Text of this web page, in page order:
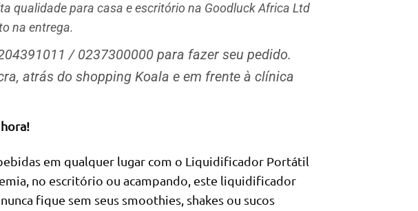
qualidade para casa e escritório na Goodluck Africa Ltd
na entrega.
/ 0237300000 para fazer seu pedido.
atrás do shopping Koala e em frente à clínica
em qualquer lugar com o Liquidificador Portátil
no escritório ou acampando, este liquidificador
fique sem seus smoothies, shakes ou sucos